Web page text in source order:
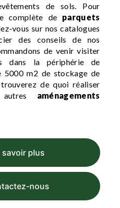
de sols. Pour
complète de parquets
vous sur nos catalogues
des conseils de nos
de venir visiter
dans la périphérie de
5000 m2 de stockage de
trouverez de quoi réaliser
aménagements
savoir plus
nous